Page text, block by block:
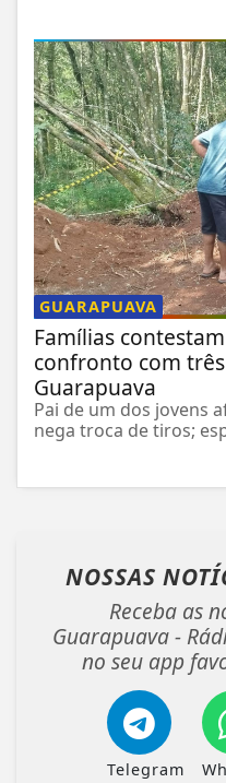
GUARAPUAVA
Famílias
confronto com
Guarapuava
Pai de um dos jovens
nega troca de tiros;
NOSSAS
Receba as
Guarapuava -
no seu app
Telegram